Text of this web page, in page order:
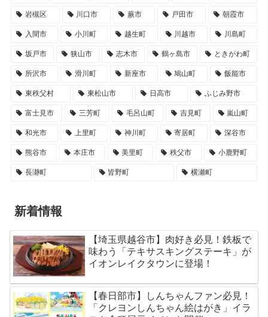
岩槻区 川口市 蕨市 戸田市 朝霞市
入間市 小川町 越生町 川越市 川島町
坂戸市 狭山市 志木市 鶴ヶ島市 ときがわ町
所沢市 滑川町 新座市 鳩山町 飯能市
東秩父村 東松山市 日高市 ふじみ野市
富士見市 三芳町 毛呂山町 吉見町 嵐山町
和光市 上里町 神川町 寄居町 深谷市
熊谷市 本庄市 美里町 秩父市 小鹿野町
長瀞町 皆野町 横瀬町
新着情報
【埼玉県越谷市】肉好き必見！鉄板で
味わう「テキサスキングステーキ」が
イオンレイクタウンに登場！
【春日部市】しんちゃんファン必見！
「クレヨンしんちゃん絵はがき」イラ